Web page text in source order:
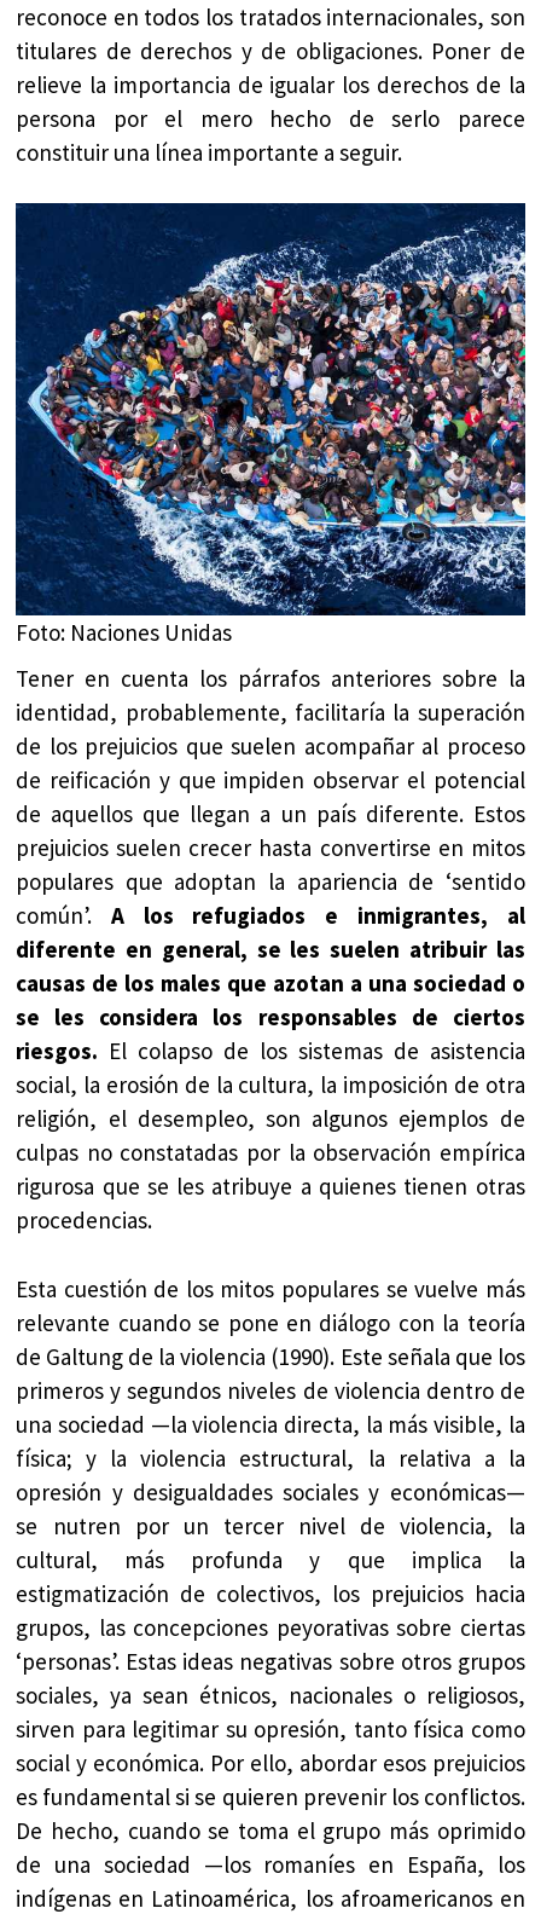
reconoce en todos los tratados internacionales, son
titulares de derechos y de obligaciones. Poner de
relieve la importancia de igualar los derechos de la
persona por el mero hecho de serlo parece
constituir una línea importante a seguir.
Foto: Naciones Unidas
Tener en cuenta los párrafos anteriores sobre la
identidad, probablemente, facilitaría la superación
de los prejuicios que suelen acompañar al proceso
de reificación y que impiden observar el potencial
de aquellos que llegan a un país diferente. Estos
prejuicios suelen crecer hasta convertirse en mitos
populares que adoptan la apariencia de ‘sentido
común’. A los refugiados e inmigrantes, al
diferente en general, se les suelen atribuir las
causas de los males que azotan a una sociedad o
se les considera los responsables de ciertos
riesgos. El colapso de los sistemas de asistencia
social, la erosión de la cultura, la imposición de otra
religión, el desempleo, son algunos ejemplos de
culpas no constatadas por la observación empírica
rigurosa que se les atribuye a quienes tienen otras
procedencias.
Esta cuestión de los mitos populares se vuelve más
relevante cuando se pone en diálogo con la teoría
de Galtung de la violencia (1990). Este señala que los
primeros y segundos niveles de violencia dentro de
una sociedad —la violencia directa, la más visible, la
física; y la violencia estructural, la relativa a la
opresión y desigualdades sociales y económicas—
se nutren por un tercer nivel de violencia, la
cultural, más profunda y que implica la
estigmatización de colectivos, los prejuicios hacia
grupos, las concepciones peyorativas sobre ciertas
‘personas’. Estas ideas negativas sobre otros grupos
sociales, ya sean étnicos, nacionales o religiosos,
sirven para legitimar su opresión, tanto física como
social y económica. Por ello, abordar esos prejuicios
es fundamental si se quieren prevenir los conflictos.
De hecho, cuando se toma el grupo más oprimido
de una sociedad —los romaníes en España, los
indígenas en Latinoamérica, los afroamericanos en